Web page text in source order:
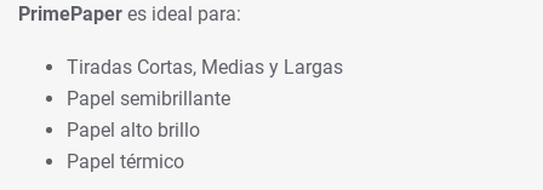
PrimePaper es ideal para:
Tiradas Cortas, Medias y Largas
Papel semibrillante
Papel alto brillo
Papel térmico